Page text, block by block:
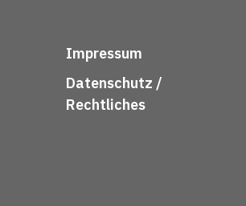
Impressum
Datenschutz /
Rechtliches